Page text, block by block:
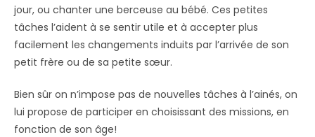
jour, ou chanter une berceuse au bébé. Ces petites
tâches l’aident à se sentir utile et à accepter plus
facilement les changements induits par l’arrivée de son
petit frère ou de sa petite sœur.
Bien sûr on n’impose pas de nouvelles tâches à l’ainés, on
lui propose de participer en choisissant des missions, en
fonction de son âge!